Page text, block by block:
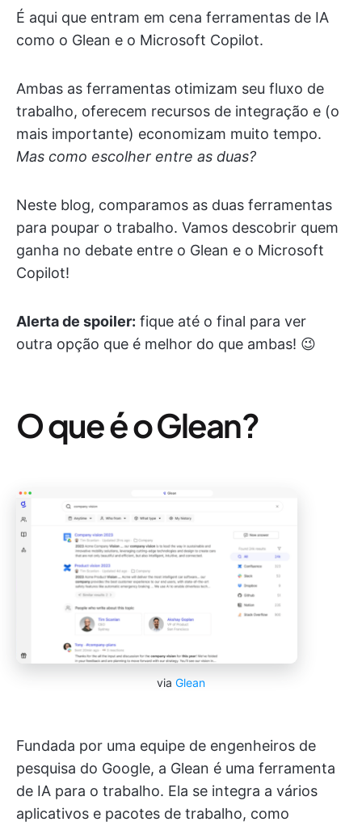
É aqui que entram em cena ferramentas de IA
como o Glean e o Microsoft Copilot.
Ambas as ferramentas otimizam seu fluxo de
trabalho, oferecem recursos de integração e (o
mais importante) economizam muito tempo.
Mas como escolher entre as duas?
Neste blog, comparamos as duas ferramentas
para poupar o trabalho. Vamos descobrir quem
ganha no debate entre o Glean e o Microsoft
Copilot!
Alerta de spoiler: fique até o final para ver
outra opção que é melhor do que ambas! 😉
O que é o Glean?
via Glean
Fundada por uma equipe de engenheiros de
pesquisa do Google, a Glean é uma ferramenta
de IA para o trabalho. Ela se integra a vários
aplicativos e pacotes de trabalho, como